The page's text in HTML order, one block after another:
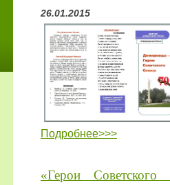
26.01.2015
Подробнее>>>
«Герои Советского